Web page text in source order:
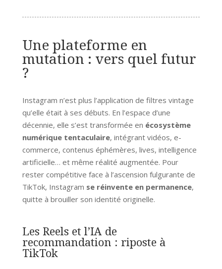
Une plateforme en
mutation : vers quel futur
?
Instagram n’est plus l’application de filtres vintage
qu’elle était à ses débuts. En l’espace d’une
décennie, elle s’est transformée en écosystème
numérique tentaculaire, intégrant vidéos, e-
commerce, contenus éphémères, lives, intelligence
artificielle… et même réalité augmentée. Pour
rester compétitive face à l’ascension fulgurante de
TikTok, Instagram se réinvente en permanence,
quitte à brouiller son identité originelle.
Les Reels et l’IA de
recommandation : riposte à
TikTok